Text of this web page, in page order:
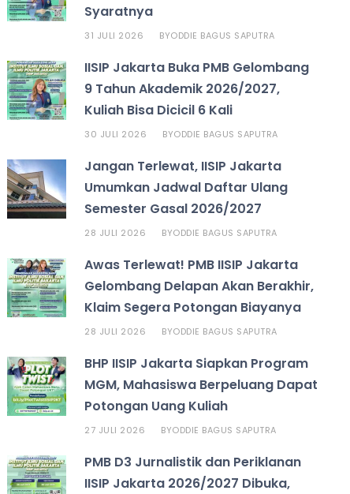
Syaratnya
31 JULI 2026 BYODDIE BAGUS SAPUTRA
IISIP Jakarta Buka PMB Gelombang
9 Tahun Akademik 2026/2027,
Kuliah Bisa Dicicil 6 Kali
30 JULI 2026 BYODDIE BAGUS SAPUTRA
Jangan Terlewat, IISIP Jakarta
Umumkan Jadwal Daftar Ulang
Semester Gasal 2026/2027
28 JULI 2026 BYODDIE BAGUS SAPUTRA
Awas Terlewat! PMB IISIP Jakarta
Gelombang Delapan Akan Berakhir,
Klaim Segera Potongan Biayanya
28 JULI 2026 BYODDIE BAGUS SAPUTRA
BHP IISIP Jakarta Siapkan Program
MGM, Mahasiswa Berpeluang Dapat
Potongan Uang Kuliah
27 JULI 2026 BYODDIE BAGUS SAPUTRA
PMB D3 Jurnalistik dan Periklanan
IISIP Jakarta 2026/2027 Dibuka,